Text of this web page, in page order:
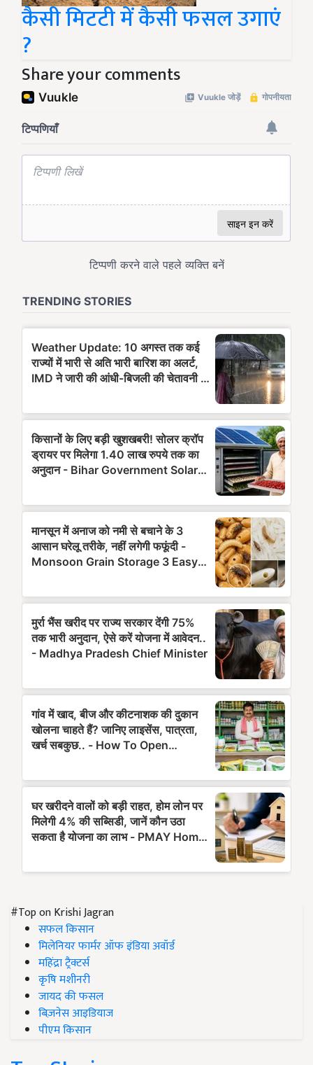
कैसी मिटटी में कैसी फसल उगाएं
?
Share your comments
#Top on Krishi Jagran
सफल किसान
मिलेनियर फार्मर ऑफ इंडिया अवॉर्ड
महिंद्रा ट्रैक्टर्स
कृषि मशीनरी
जायद की फसल
बिज़नेस आइडियाज
पीएम किसान